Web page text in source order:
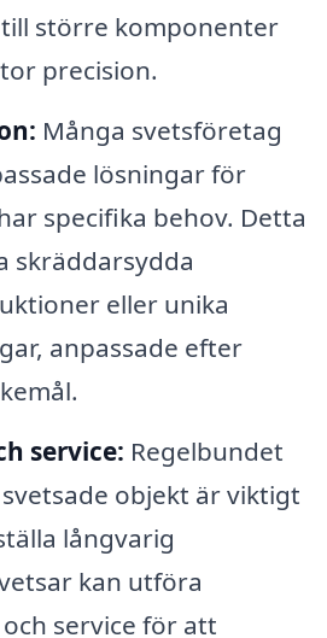
större komponenter
precision.
Många svetsföretag
lösningar för
specifika behov. Detta
skräddarsydda
eller unika
anpassade efter
service: Regelbundet
objekt är viktigt
långvarig
kan utföra
service för att